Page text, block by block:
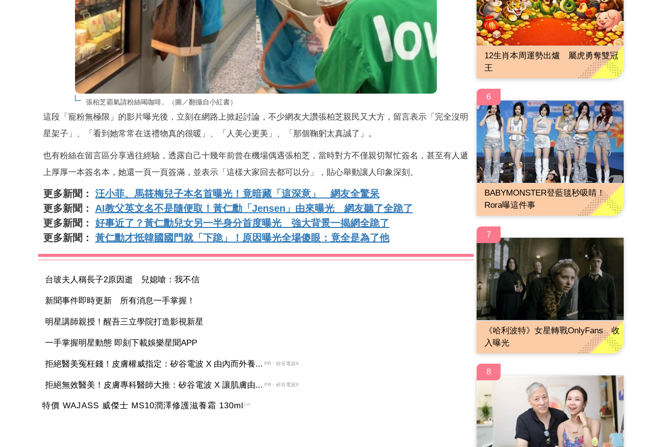
張柏芝霸氣請粉絲喝咖啡。（圖／翻攝自小紅書）
這段「寵粉無極限」的影片曝光後，立刻在網路上掀起討論，不少網友大讚張柏芝親民又大方，留言表示「完全沒明
星架子」、「看到她常常在送禮物真的很暖」、「人美心更美」、「那個鞠躬太真誠了」。
也有粉絲在留言區分享過往經驗，透露自己十幾年前曾在機場偶遇張柏芝，當時對方不僅親切幫忙簽名，甚至有人遞
上厚厚一本簽名本，她還一頁一頁簽滿，並表示「這樣大家回去都可以分」，貼心舉動讓人印象深刻。
更多新聞： 汪小菲、馬筱梅兒子本名首曝光！竟暗藏「這深意」 網友全驚呆
更多新聞： AI教父英文名不是隨便取！黃仁勳「Jensen」由來曝光 網友聽了全跪了
更多新聞： 好事近了？黃仁勳兒女另一半身分首度曝光 強大背景一揭網全跪了
更多新聞： 黃仁勳才抵韓國國門就「下跪」！原因曝光全場傻眼：竟全是為了他
台玻夫人稱長子2原因逝 兒媳嗆：我不信
新聞事件即時更新 所有消息一手掌握！
明星講師親授！醒吾三立學院打造影視新星
一手掌握明星動態 即刻下載娛樂星聞APP
拒絕醫美冤枉錢！皮膚權威指定：矽谷電波 X 由內而外養... PR・矽谷電波X
拒絕無效醫美！皮膚專科醫師大推：矽谷電波 X 讓肌膚由... PR・矽谷電波X
特價 WAJASS 威傑士 MS10潤澤修護滋養霜 130ml PR
12生肖本周運勢出爐 屬虎勇奪雙冠
王
6
BABYMONSTER登藍毯秒吸睛！
Rora曝這件事
7
《哈利波特》女星轉戰OnlyFans 收
入曝光
8